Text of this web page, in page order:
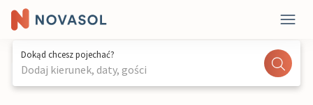
Dokąd chcesz pojechać?
Dodaj kierunek, daty, gości
1 / 33